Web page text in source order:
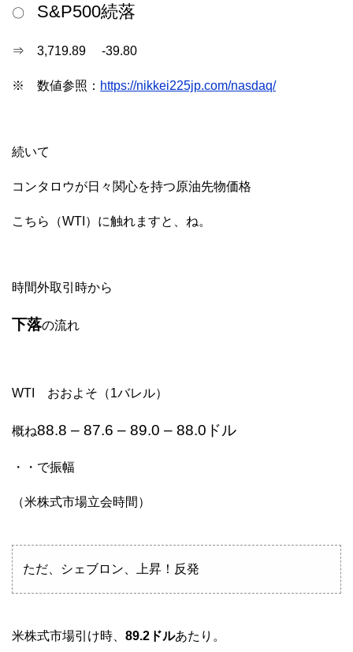
〇 S&P500続落
⇒ 3,719.89 -39.80
※ 数値参照： https://nikkei225jp.com/nasdaq/
続いて
コンタロウが日々関心を持つ原油先物価格
こちら（WTI）に触れますと、ね。
時間外取引時から
下落の流れ
WTI おおよそ（1バレル）
概ね88.8 – 87.6 – 89.0 – 88.0ドル
・・で振幅
（米株式市場立会時間）
ただ、シェブロン、上昇！反発
米株式市場引け時、 89.2ドルあたり。